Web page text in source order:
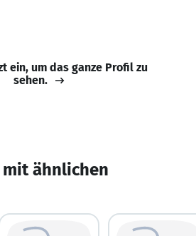
ein, um das ganze Profil zu
sehen.
ähnlichen